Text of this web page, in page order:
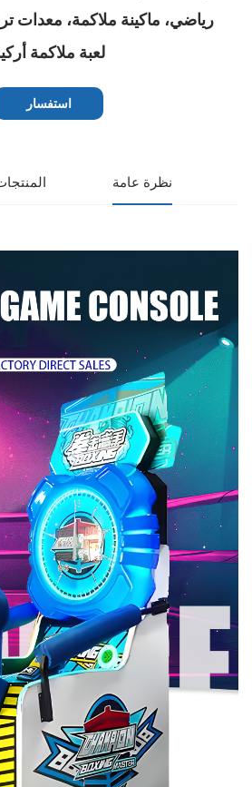
رياضي، ماكينة ملاكمة، معدات
لعبة ملاكمة
استفسار
نظرة عامة